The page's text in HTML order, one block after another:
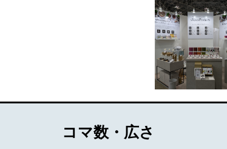
コマ数・広さ